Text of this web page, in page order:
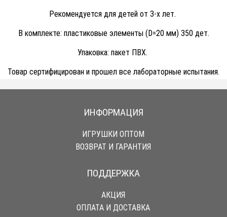
Рекомендуется для детей от 3-х лет.
В комплекте: пластиковые элементы (D=20 мм) 350 дет.
Упаковка: пакет ПВХ.
Товар сертифицирован и прошел все лабораторные испытания.
ИНФОРМАЦИЯ
ИГРУШКИ ОПТОМ
ВОЗВРАТ И ГАРАНТИЯ
ПОДДЕРЖКА
АКЦИЯ
ОПЛАТА И ДОСТАВКА